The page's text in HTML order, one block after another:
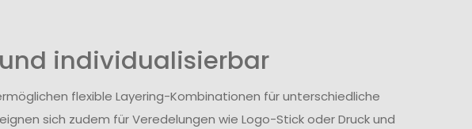
individualisierbar
flexible Layering-Kombinationen für unterschiedliche
sich zudem für Veredelungen wie Logo-Stick oder Druck und